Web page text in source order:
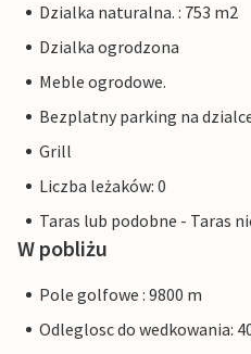
Dzialka naturalna. : 753 m2
Dzialka ogrodzona
Meble ogrodowe.
Bezplatny parking na
Grill
Liczba leżaków: 0
Taras lub podobne - Taras
W pobliżu
Pole golfowe : 9800 m
Odleglosc do wedkowania: